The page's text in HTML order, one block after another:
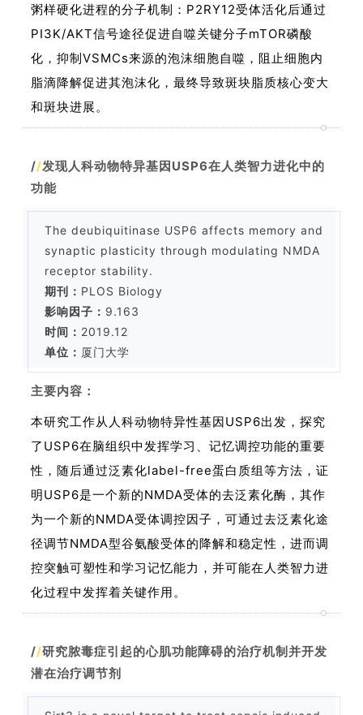
粥样硬化进程的分子机制：P2RY12受体活化后通过
PI3K/AKT信号途径促进自噬关键分子mTOR磷酸
化，抑制VSMCs来源的泡沫细胞自噬，阻止细胞内
脂滴降解促进其泡沫化，最终导致斑块脂质核心变大
和斑块进展。
//发现人科动物特异基因USP6在人类智力进化中的
功能
The deubiquitinase USP6 affects memory and
synaptic plasticity through modulating NMDA
receptor stability.
期刊： PLOS Biology
影响因子： 9.163
时间： 2019.12
单位： 厦门大学
主要内容：
本研究工作从人科动物特异性基因USP6出发，探究
了USP6在脑组织中发挥学习、记忆调控功能的重要
性，随后通过泛素化label-free蛋白质组等方法，证
明USP6是一个新的NMDA受体的去泛素化酶，其作
为一个新的NMDA受体调控因子，可通过去泛素化途
径调节NMDA型谷氨酸受体的降解和稳定性，进而调
控突触可塑性和学习记忆能力，并可能在人类智力进
化过程中发挥着关键作用。
//研究脓毒症引起的心肌功能障碍的治疗机制并开发
潜在治疗调节剂